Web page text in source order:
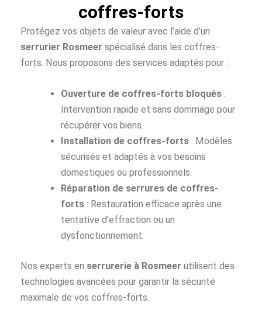
coffres-forts
Protégez vos objets de valeur avec l’aide d’un
serrurier Rosmeer spécialisé dans les coffres-
forts. Nous proposons des services adaptés pour :
Ouverture de coffres-forts bloqués :
Intervention rapide et sans dommage pour
récupérer vos biens.
Installation de coffres-forts : Modèles
sécurisés et adaptés à vos besoins
domestiques ou professionnels.
Réparation de serrures de coffres-
forts : Restauration efficace après une
tentative d’effraction ou un
dysfonctionnement.
Nos experts en serrurerie à Rosmeer utilisent des
technologies avancées pour garantir la sécurité
maximale de vos coffres-forts.